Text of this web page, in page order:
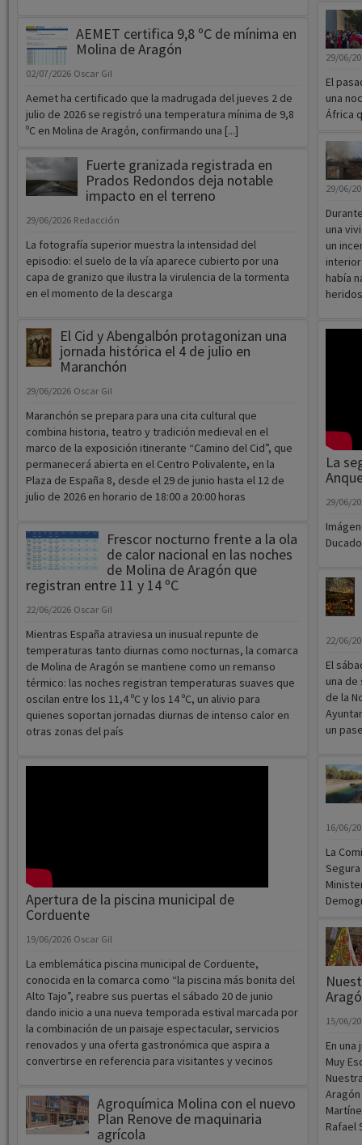
AEMET certifica 9,8 ºC de mínima en
Molina de Aragón
02/07/2026 Oscar Gil
Aemet ha certificado que la madrugada del jueves 2 de
julio de 2026 se registró una temperatura mínima de 9,8
ºC en Molina de Aragón, confirmando una [...]
Fuerte granizada registrada en
Prados Redondos deja notable
impacto en el terreno
29/06/2026 Redacción
La fotografía superior muestra la intensidad del
episodio: el suelo de la vía aparece cubierto por una
capa de granizo que ilustra la virulencia de la tormenta
en el momento de la descarga
El Cid y Abengalbón protagonizan una
jornada histórica el 4 de julio en
Maranchón
29/06/2026 Oscar Gil
Maranchón se prepara para una cita cultural que
combina historia, teatro y tradición medieval en el
marco de la exposición itinerante “Camino del Cid”, que
permanecerá abierta en el Centro Polivalente, en la
Plaza de España 8, desde el 29 de junio hasta el 12 de
julio de 2026 en horario de 18:00 a 20:00 horas
Frescor nocturno frente a la ola
de calor nacional en las noches
de Molina de Aragón que
registran entre 11 y 14 ºC
22/06/2026 Oscar Gil
Mientras España atraviesa un inusual repunte de
temperaturas tanto diurnas como nocturnas, la comarca
de Molina de Aragón se mantiene como un remanso
térmico: las noches registran temperaturas suaves que
oscilan entre los 11,4 ºC y los 14 ºC, un alivio para
quienes soportan jornadas diurnas de intenso calor en
otras zonas del país
Apertura de la piscina municipal de
Corduente
19/06/2026 Oscar Gil
La emblemática piscina municipal de Corduente,
conocida en la comarca como “la piscina más bonita del
Alto Tajo”, reabre sus puertas el sábado 20 de junio
dando inicio a una nueva temporada estival marcada por
la combinación de un paisaje espectacular, servicios
renovados y una oferta gastronómica que aspira a
convertirse en referencia para visitantes y vecinos
Agroquímica Molina con el nuevo
Plan Renove de maquinaria
agrícola
29/06/
El
una
África
29/06/
una
un
había
heridos
La
29/06/
Ducado
22/06/
El
una
de la
un
16/06/
La
15/06/
En
Muy
Rafael